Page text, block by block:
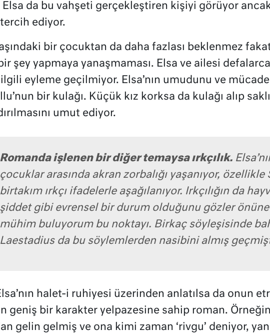
Elsa da bu vahşeti gerçekleştiren kişiyi görüyor
tercih ediyor.
bir çocuktan da daha fazlası beklenmez
şey yapmaya yanaşmaması. Elsa ve ailesi
eyleme geçilmiyor. Elsa’nın umudunu ve
bir kulağı. Küçük kız korksa da kulağı alıp
umut ediyor.
Romanda işlenen bir diğer temaysa ırkçılık.
çocuklar arasında akran zorbalığı yaşanıyor,
birtakım ırkçı ifadelerle aşağılanıyor. Irkçılığın da
şiddet gibi evrensel bir durum olduğunu gözler önüne
mühim buluyorum bu noktayı. Birkaç söyleşisinde
Laestadius da bu söylemlerden nasibini almış
halet-i ruhiyesi üzerinden anlatılsa da onun
geniş bir karakter yelpazesine sahip roman.
gelin gelmiş ve ona kimi zaman ‘rivgu’ deniyor,